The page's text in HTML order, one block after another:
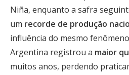
Niña, enquanto a safra
um recorde de produção
influência do mesmo
Argentina registrou a maior
muitos anos, perdendo